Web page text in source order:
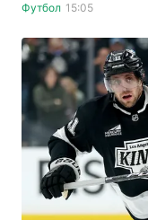
Футбол 15:05